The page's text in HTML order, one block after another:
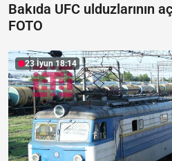
Bakıda UFC ulduzlarının
FOTO
23 İyun 18:14